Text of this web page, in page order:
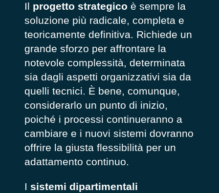
Il progetto strategico è sempre la
soluzione più radicale, completa e
teoricamente definitiva. Richiede un
grande sforzo per affrontare la
notevole complessità, determinata
sia dagli aspetti organizzativi sia da
quelli tecnici. È bene, comunque,
considerarlo un punto di inizio,
poiché i processi continueranno a
cambiare e i nuovi sistemi dovranno
offrire la giusta flessibilità per un
adattamento continuo.
I sistemi dipartimentali